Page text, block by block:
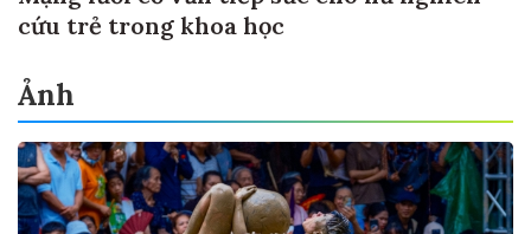
cứu trẻ trong khoa học
Ảnh